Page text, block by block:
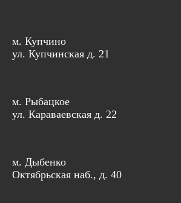
м. Купчино
ул. Купчинская д. 21
м. Рыбацкое
ул. Караваевская д. 22
м. Дыбенко
Октябрьская наб., д. 40